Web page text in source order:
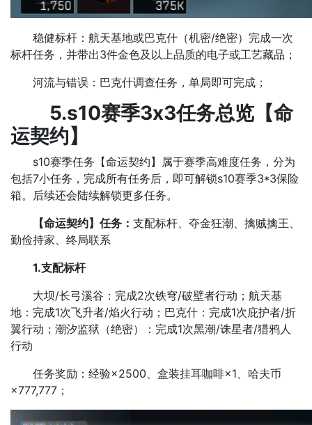
稳健标杆：航天基地或巴克什（机密/绝密）完成一次
标杆任务，并带出3件金色及以上品质的电子或工艺藏品；
河流与错误：巴克什调查任务，单局即可完成；
5.s10赛季3x3任务总览【命
运契约】
s10赛季任务【命运契约】属于赛季高难度任务，分为
包括7小任务，完成所有任务后，即可解锁s10赛季3*3保险
箱。后续还会陆续解锁更多任务。
【命运契约】任务： 支配标杆、夺金狂潮、擒贼擒王、
勤俭持家、终局联系
1.支配标杆
大坝/长弓溪谷：完成2次铁穹/破壁者行动；航天基
地：完成1次飞升者/焰火行动；巴克什：完成1次庇护者/折
翼行动；潮汐监狱（绝密）：完成1次黑潮/诛星者/猎鸦人
行动
任务奖励：经验×2500、盒装挂耳咖啡×1、哈夫币
×777,777；